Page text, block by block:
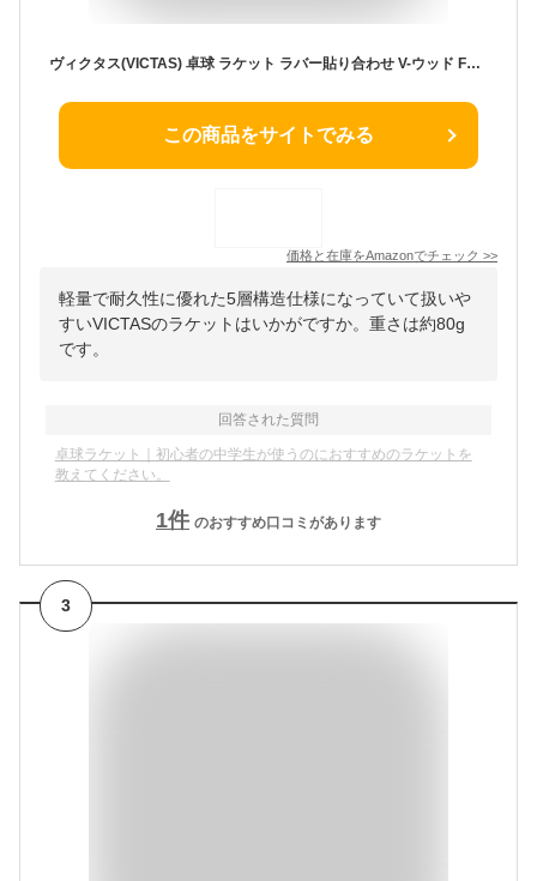
ヴィクタス(VICTAS) 卓球 ラケット ラバー貼り合わせ V-ウッド FL(フレア) VJ>ネクスト 1.8 赤1枚 黒1枚 貼り加工済 初心者 新入部員 328044
この商品をサイトでみる
価格と在庫をAmazonでチェック >>
軽量で耐久性に優れた5層構造仕様になっていて扱いや
すいVICTASのラケットはいかがですか。重さは約80g
です。
回答された質問
卓球ラケット｜初心者の中学生が使うのにおすすめのラケットを
教えてください。
1件 のおすすめ口コミがあります
3